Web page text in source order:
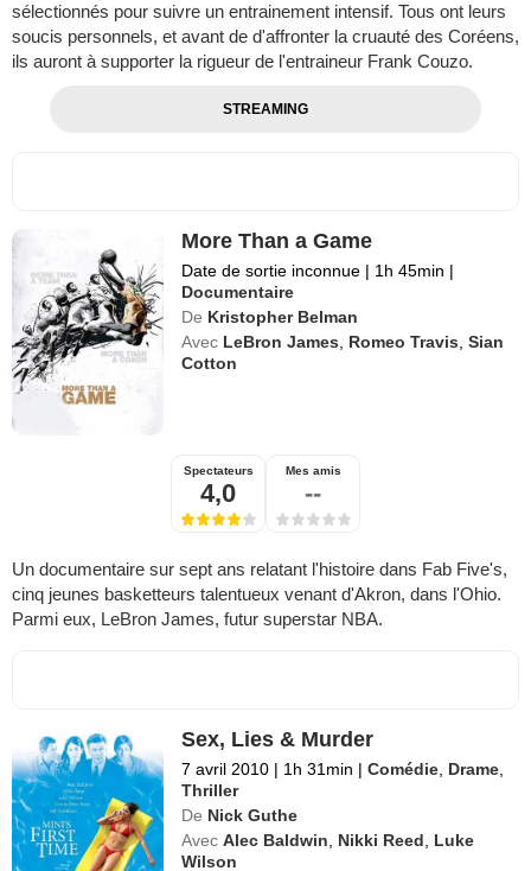
sélectionnés pour suivre un entrainement intensif. Tous ont leurs
soucis personnels, et avant de d'affronter la cruauté des Coréens,
ils auront à supporter la rigueur de l'entraineur Frank Couzo.
STREAMING
More Than a Game
Date de sortie inconnue | 1h 45min |
Documentaire
De Kristopher Belman
Avec LeBron James, Romeo Travis,Sian
Cotton
Spectateurs
4,0
Mes amis
--
Un documentaire sur sept ans relatant l'histoire dans Fab Five's,
cinq jeunes basketteurs talentueux venant d'Akron, dans l'Ohio.
Parmi eux, LeBron James, futur superstar NBA.
Sex, Lies & Murder
7 avril 2010 | 1h 31min | Comédie, Drame,
Thriller
De Nick Guthe
Avec Alec Baldwin, Nikki Reed, Luke
Wilson